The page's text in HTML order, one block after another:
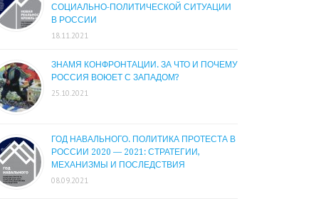
СОЦИАЛЬНО-ПОЛИТИЧЕСКОЙ СИТУАЦИИ
В РОССИИ
18.11.2021
ЗНАМЯ КОНФРОНТАЦИИ. ЗА ЧТО И ПОЧЕМУ
РОССИЯ ВОЮЕТ С ЗАПАДОМ?
25.10.2021
ГОД НАВАЛЬНОГО. ПОЛИТИКА ПРОТЕСТА В
РОССИИ 2020 — 2021: СТРАТЕГИИ,
МЕХАНИЗМЫ И ПОСЛЕДСТВИЯ
08.09.2021